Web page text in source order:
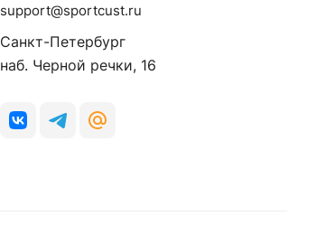
support@sportcust.ru
Санкт-Петербург
наб. Черной речки, 16